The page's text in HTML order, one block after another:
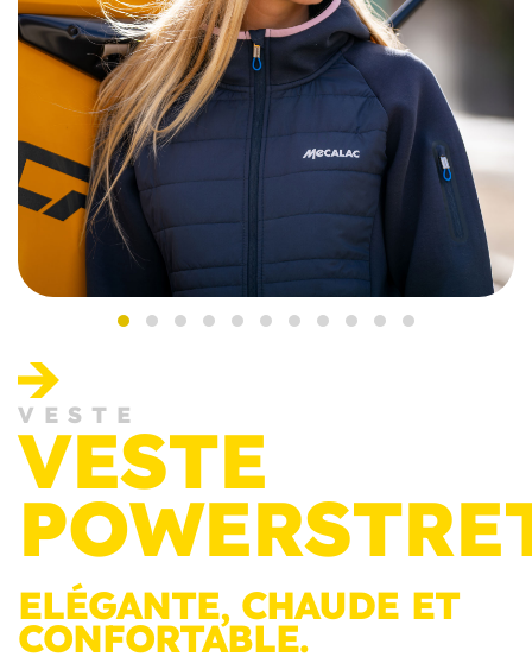
VESTE
VESTE
ELÉGANTE, CHAUDE ET
CONFORTABLE.